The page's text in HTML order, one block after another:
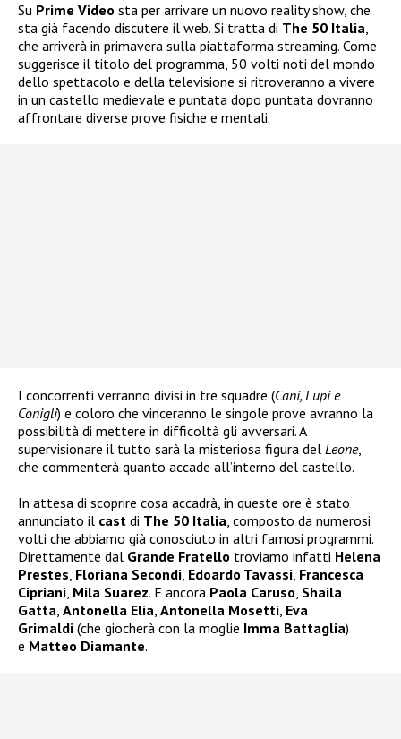
Su Prime Video sta per arrivare un nuovo reality show, che
sta già facendo discutere il web. Si tratta di The 50 Italia,
che arriverà in primavera sulla piattaforma streaming. Come
suggerisce il titolo del programma, 50 volti noti del mondo
dello spettacolo e della televisione si ritroveranno a vivere
in un castello medievale e puntata dopo puntata dovranno
affrontare diverse prove fisiche e mentali.
I concorrenti verranno divisi in tre squadre (Cani, Lupi e
Conigli) e coloro che vinceranno le singole prove avranno la
possibilità di mettere in difficoltà gli avversari. A
supervisionare il tutto sarà la misteriosa figura del Leone,
che commenterà quanto accade all’interno del castello.
In attesa di scoprire cosa accadrà, in queste ore è stato
annunciato il cast di The 50 Italia, composto da numerosi
volti che abbiamo già conosciuto in altri famosi programmi.
Direttamente dal Grande Fratello troviamo infatti Helena
Prestes, Floriana Secondi, Edoardo Tavassi, Francesca
Cipriani, Mila Suarez. E ancora Paola Caruso, Shaila
Gatta, Antonella Elia, Antonella Mosetti, Eva
Grimaldi (che giocherà con la moglie Imma Battaglia)
e Matteo Diamante.